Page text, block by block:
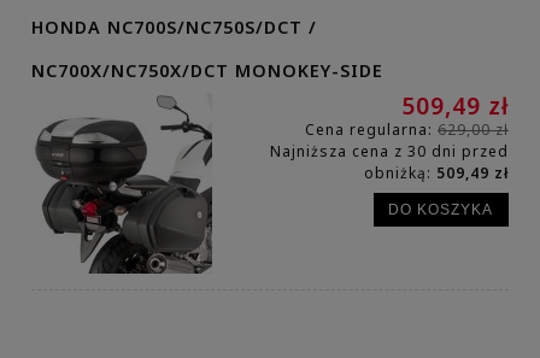
HONDA NC700S/NC750S/DCT /
NC700X/NC750X/DCT MONOKEY-SIDE
509,49 zł
Cena regularna: 629,00 zł
Najniższa cena z 30 dni przed
obniżką: 509,49 zł
DO KOSZYKA